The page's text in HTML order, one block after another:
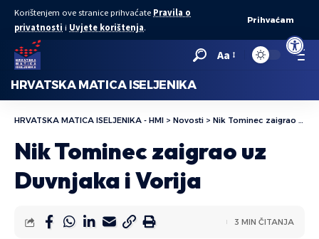
Korištenjem ove stranice prihvaćate Pravila o
privatnosti i Uvjete korištenja.
Prihvaćam
Aa
HRVATSKA MATICA ISELJENIKA
HRVATSKA MATICA ISELJENIKA - HMI > Novosti > Nik Tominec zaigrao uz Duvnjaka i Vorija
Nik Tominec zaigrao uz
Duvnjaka i Vorija
3 MIN ČITANJA
Open